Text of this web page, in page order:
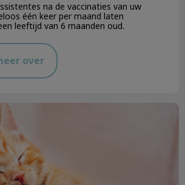
na de vaccinaties van uw
één keer per maand laten
leeftijd van 6 maanden oud.
over
het gebit